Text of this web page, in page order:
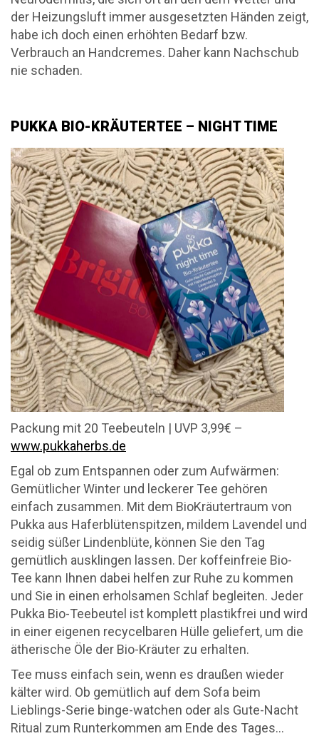
der Heizungsluft immer ausgesetzten Händen zeigt,
habe ich doch einen erhöhten Bedarf bzw.
Verbrauch an Handcremes. Daher kann Nachschub
nie schaden.
PUKKA BIO-KRÄUTERTEE – NIGHT TIME
Packung mit 20 Teebeuteln | UVP 3,99€ –
www.pukkaherbs.de
Egal ob zum Entspannen oder zum Aufwärmen:
Gemütlicher Winter und leckerer Tee gehören
einfach zusammen. Mit dem BioKräutertraum von
Pukka aus Haferblütenspitzen, mildem Lavendel und
seidig süßer Lindenblüte, können Sie den Tag
gemütlich ausklingen lassen. Der koffeinfreie Bio-
Tee kann Ihnen dabei helfen zur Ruhe zu kommen
und Sie in einen erholsamen Schlaf begleiten. Jeder
Pukka Bio-Teebeutel ist komplett plastikfrei und wird
in einer eigenen recycelbaren Hülle geliefert, um die
ätherische Öle der Bio-Kräuter zu erhalten.
Tee muss einfach sein, wenn es draußen wieder
kälter wird. Ob gemütlich auf dem Sofa beim
Lieblings-Serie binge-watchen oder als Gute-Nacht
Ritual zum Runterkommen am Ende des Tages…